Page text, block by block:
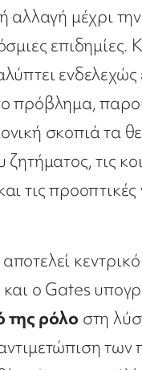
αλλαγή μέχρι
επιδημίες.
ενδελεχώς
πρόβλημα,
σκοπιά τα
ζητήματος, τις
τις προοπτικές
αποτελεί
ο Gates
της ρόλο στη